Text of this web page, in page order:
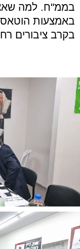
בממ"ח. למה
באמצעות
בקרב ציבורים